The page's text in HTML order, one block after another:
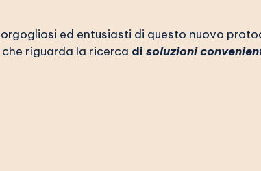
ed entusiasti di questo nuovo
riguarda la ricerca di soluzioni